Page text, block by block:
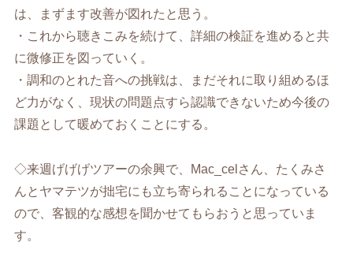
は、まずます改善が図れたと思う。
・これから聴きこみを続けて、詳細の検証を進めると共
に微修正を図っていく。
・調和のとれた音への挑戦は、まだそれに取り組めるほ
ど力がなく、現状の問題点すら認識できないため今後の
課題として暖めておくことにする。
◇来週げげげツアーの余興で、Mac_celさん、たくみさ
んとヤマテツが拙宅にも立ち寄られることになっている
ので、客観的な感想を聞かせてもらおうと思っていま
す。